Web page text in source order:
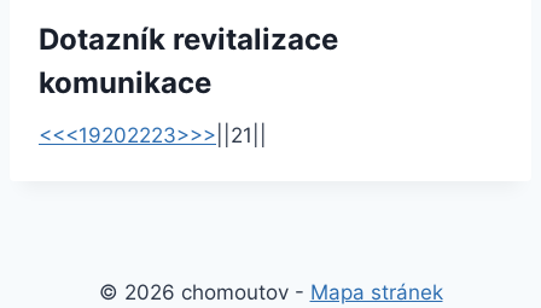
Dotazník revitalizace
komunikace
<<<19202223>>> 21
© 2026 chomoutov - Mapa stránek